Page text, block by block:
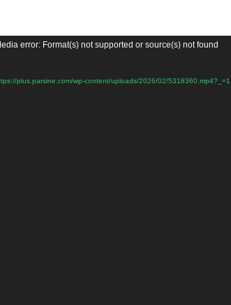
error: Format(s) not supported or source(s) not found